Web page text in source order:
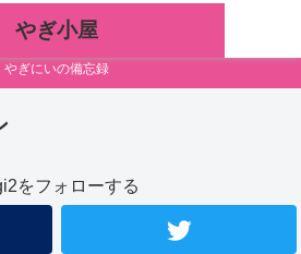
やぎにいの備忘録
をフォローする
やぎ小屋